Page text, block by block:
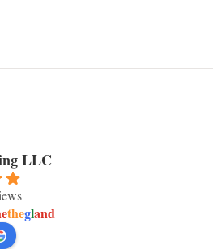
LLC
thegland